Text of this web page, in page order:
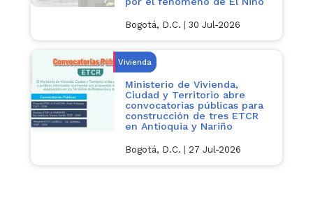
Bogotá, D.C. 30 Jul-2026
Vivienda
Ministerio de Vivienda,
Ciudad y Territorio abre
convocatorias públicas para
construcción de tres ETCR
en Antioquia y Nariño
Bogotá, D.C. 27 Jul-2026